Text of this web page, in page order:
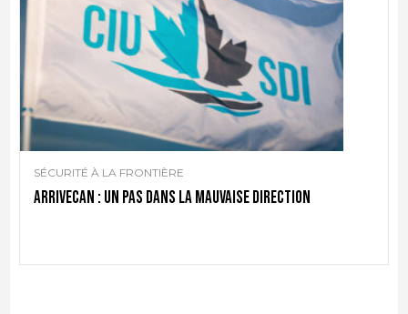
SÉCURITÉ À LA FRONTIÈRE
ArriveCAN : un pas dans la mauvaise direction